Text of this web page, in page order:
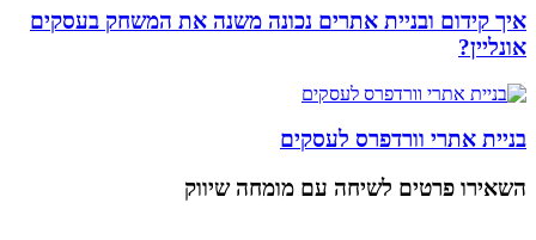
איך קידום ובניית אתרים נכונה משנה את המשחק בעסקים
אונליין?
בניית אתרי וורדפרס לעסקים
השאירו פרטים לשיחה עם מומחה שיווק